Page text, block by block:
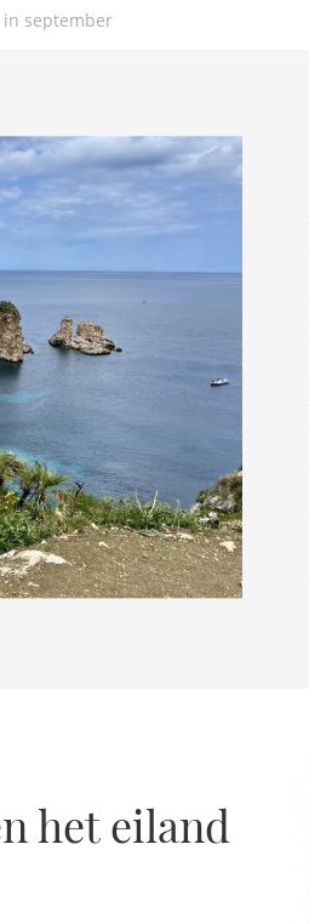
in september
het eiland